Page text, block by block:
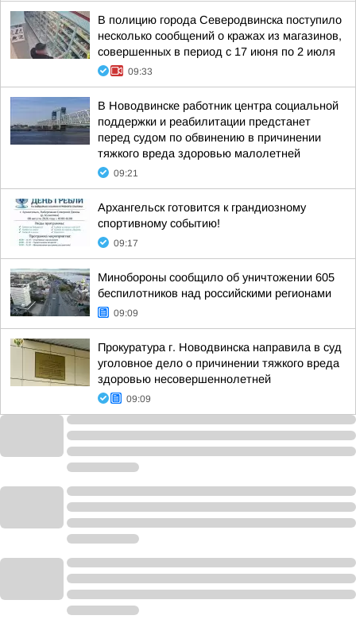
В полицию города Северодвинска поступило
несколько сообщений о кражах из магазинов,
совершенных в период с 17 июня по 2 июля
09:33
В Новодвинске работник центра социальной
поддержки и реабилитации предстанет
перед судом по обвинению в причинении
тяжкого вреда здоровью малолетней
09:21
Архангельск готовится к грандиозному
спортивному событию!
09:17
Минобороны сообщило об уничтожении 605
беспилотников над российскими регионами
09:09
Прокуратура г. Новодвинска направила в суд
уголовное дело о причинении тяжкого вреда
здоровью несовершеннолетней
09:09